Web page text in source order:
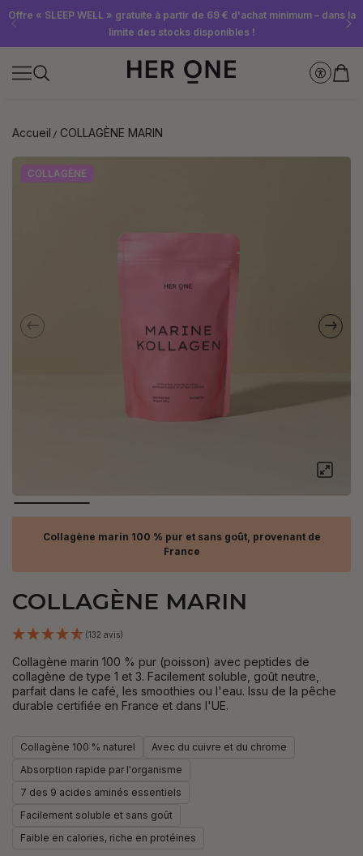
Offre « SLEEP WELL » gratuite à partir de 69 € d'achat minimum – dans la
limite des stocks disponibles !
Abonnez-vous dès maintenant à la newsletter et recevez un bon d'achat
de 10 €
Économisez jusqu'à 30 % grâce à nos Subscriptions
Accueil COLLAGÈNE MARIN
COLLAGÈNE
Collagène marin 100 % pur et sans goût, provenant de
France
COLLAGÈNE MARIN
(132 avis)
Collagène marin 100 % pur (poisson) avec peptides de
collagène de type 1 et 3. Facilement soluble, goût neutre,
parfait dans le café, les smoothies ou l'eau. Issu de la pêche
durable certifiée en France et dans l'UE.
Collagène 100 % naturel
Avec du cuivre et du chrome
Absorption rapide par l'organisme
7 des 9 acides aminés essentiels
Facilement soluble et sans goût
Faible en calories, riche en protéines